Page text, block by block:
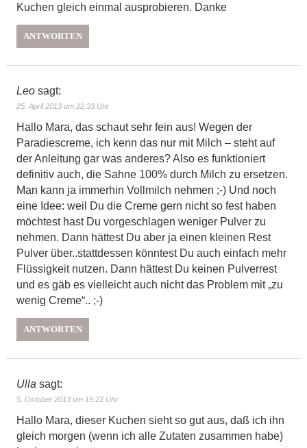
Kuchen gleich einmal ausprobieren. Danke
ANTWORTEN
Leo sagt:
25. April 2013 um 22:33 Uhr
Hallo Mara, das schaut sehr fein aus! Wegen der
Paradiescreme, ich kenn das nur mit Milch – steht auf
der Anleitung gar was anderes? Also es funktioniert
definitiv auch, die Sahne 100% durch Milch zu ersetzen.
Man kann ja immerhin Vollmilch nehmen ;-) Und noch
eine Idee: weil Du die Creme gern nicht so fest haben
möchtest hast Du vorgeschlagen weniger Pulver zu
nehmen. Dann hättest Du aber ja einen kleinen Rest
Pulver über..stattdessen könntest Du auch einfach mehr
Flüssigkeit nutzen. Dann hättest Du keinen Pulverrest
und es gäb es vielleicht auch nicht das Problem mit „zu
wenig Creme“.. ;-)
ANTWORTEN
Ulla sagt:
5. Oktober 2013 um 19:22 Uhr
Hallo Mara, dieser Kuchen sieht so gut aus, daß ich ihn
gleich morgen (wenn ich alle Zutaten zusammen habe)